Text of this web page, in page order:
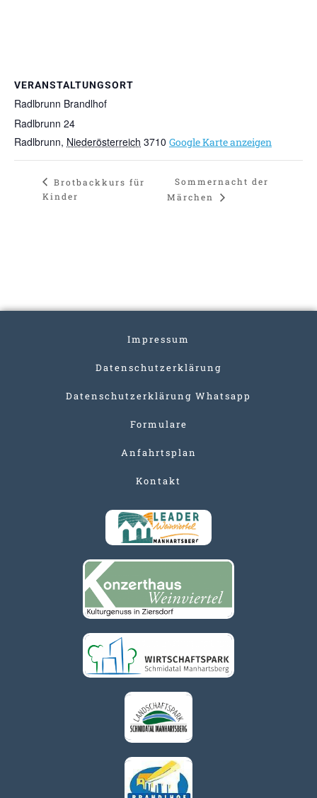
VERANSTALTUNGSORT
Radlbrunn Brandlhof
Radlbrunn 24
Radlbrunn, Niederösterreich 3710 Google Karte anzeigen
Brotbackkurs für
Kinder
Sommernacht der
Märchen
Impressum
Datenschutzerklärung
Datenschutzerklärung Whatsapp
Formulare
Anfahrtsplan
Kontakt